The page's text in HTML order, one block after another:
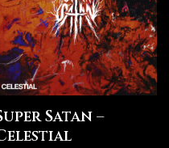
Satan –